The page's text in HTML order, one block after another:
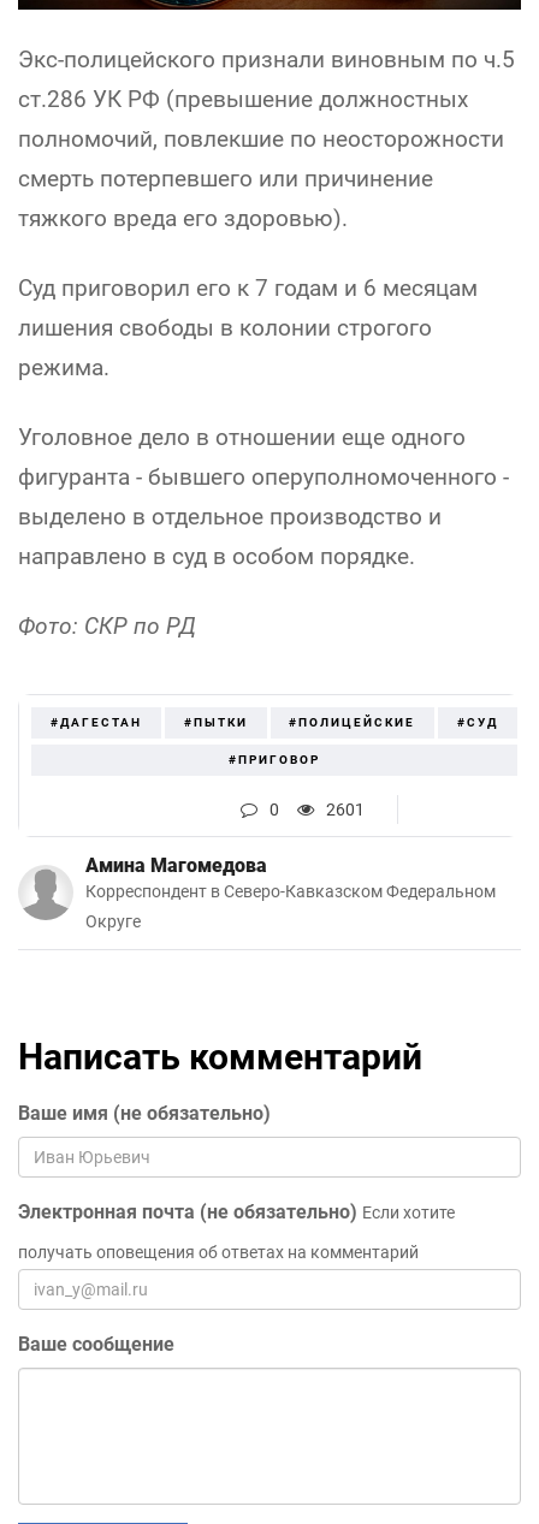
Экс-полицейского признали виновным по ч.5
ст.286 УК РФ (превышение должностных
полномочий, повлекшие по неосторожности
смерть потерпевшего или причинение
тяжкого вреда его здоровью).
Суд приговорил его к 7 годам и 6 месяцам
лишения свободы в колонии строгого
режима.
Уголовное дело в отношении еще одного
фигуранта - бывшего оперуполномоченного -
выделено в отдельное производство и
направлено в суд в особом порядке.
Фото: СКР по РД
#ДАГЕСТАН #ПЫТКИ #ПОЛИЦЕЙСКИЕ #СУД
#ПРИГОВОР
0 2601
Амина Магомедова
Корреспондент в Северо-Кавказском Федеральном
Округе
Написать комментарий
Ваше имя (не обязательно)
Электронная почта (не обязательно) Если хотите
получать оповещения об ответах на комментарий
Ваше сообщение